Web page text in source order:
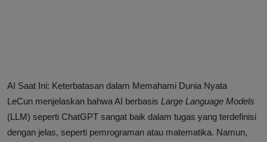
AI Saat Ini: Keterbatasan dalam Memahami Dunia Nyata
LeCun menjelaskan bahwa AI berbasis Large Language Models
(LLM) seperti ChatGPT sangat baik dalam tugas yang terdefinisi
dengan jelas, seperti pemrograman atau matematika. Namun,